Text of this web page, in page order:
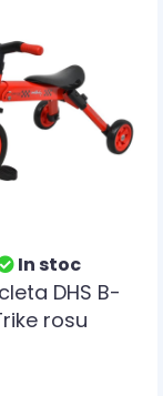
In stoc
DHS B-
rosu